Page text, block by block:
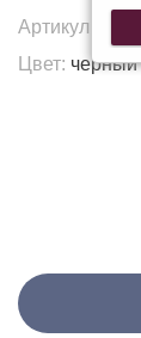
Артикул:
K-
Цвет: черный